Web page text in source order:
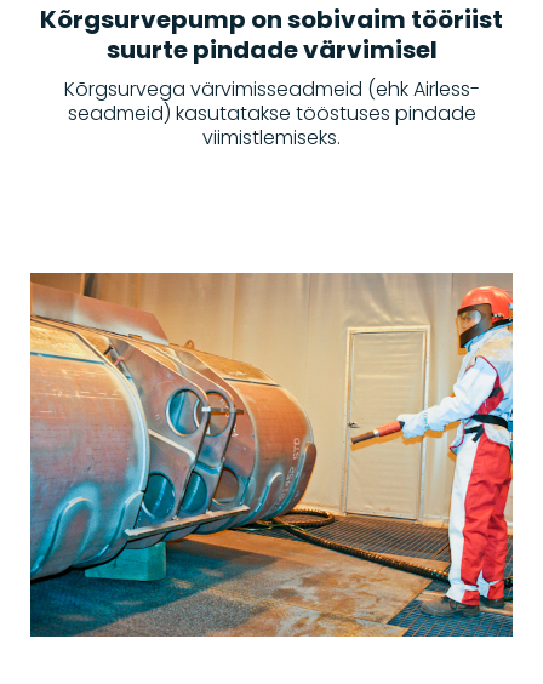
Kõrgsurvepump on sobivaim tööriist
suurte pindade värvimisel
Kõrgsurvega värvimisseadmeid (ehk Airless-
seadmeid) kasutatakse tööstuses pindade
viimistlemiseks.